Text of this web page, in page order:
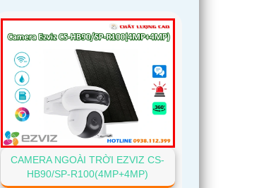
CAMERA NGOÀI TRỜI EZVIZ CS-
HB90/SP-R100(4MP+4MP)